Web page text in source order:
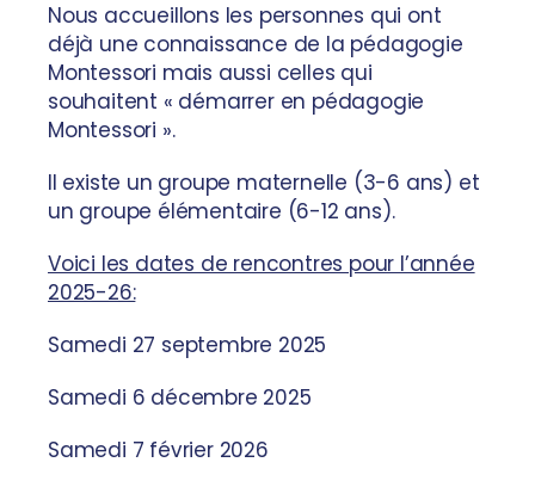
Nous accueillons les personnes qui ont
déjà une connaissance de la pédagogie
Montessori mais aussi celles qui
souhaitent « démarrer en pédagogie
Montessori ».
Il existe un groupe maternelle (3-6 ans) et
un groupe élémentaire (6-12 ans).
Voici les dates de rencontres pour l’année
2025-26:
Samedi 27 septembre 2025
Samedi 6 décembre 2025
Samedi 7 février 2026